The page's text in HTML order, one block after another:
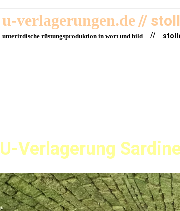
u-verlagerungen.de//
unterirdische rüstungsproduktion in wort und bild //
U-Verlagerung